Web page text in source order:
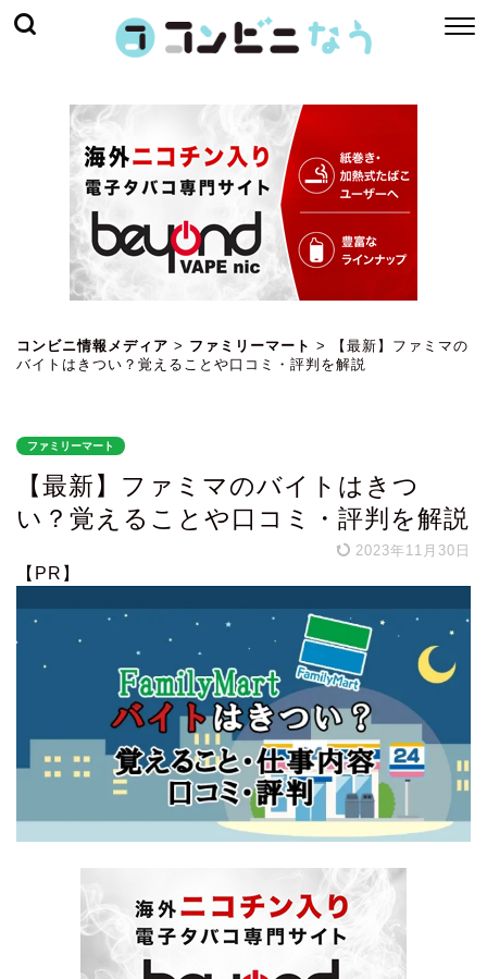
コンビニ情報メディア > ファミリーマート >
【最新】ファミマの
バイトはきつい？覚えることや口コミ・評判を解説
ファミリーマート
【最新】ファミマのバイトはきつ
い？覚えることや口コミ・評判を解説
2023年11月30日
【PR】